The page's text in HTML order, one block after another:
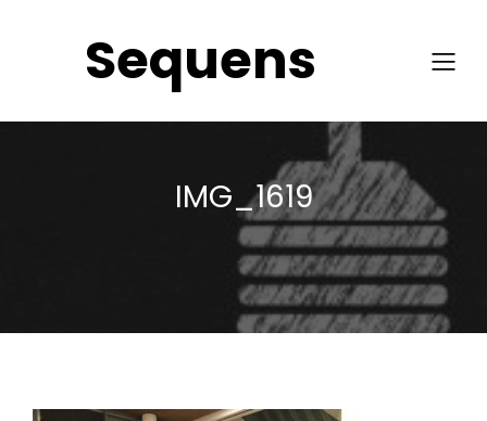
Sequens
IMG_1619